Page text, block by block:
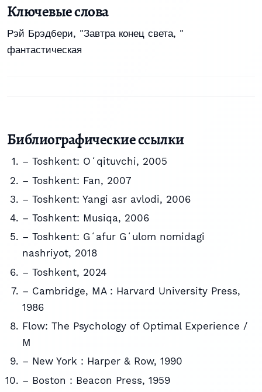
Ключевые слова
Рэй Брэдбери, "Завтра конец света, "
фантастическая
Библиографические ссылки
– Toshkent: Oʻqituvchi, 2005
– Toshkent: Fan, 2007
– Toshkent: Yangi asr avlodi, 2006
– Toshkent: Musiqa, 2006
– Toshkent: Gʻafur Gʻulom nomidagi
nashriyot, 2018
– Toshkent, 2024
– Cambridge, MA : Harvard University Press,
1986
Flow: The Psychology of Optimal Experience /
M
– New York : Harper & Row, 1990
– Boston : Beacon Press, 1959